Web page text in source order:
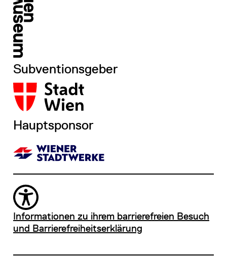
Subventionsgeber
Hauptsponsor
Informationen zu ihrem barrierefreien Besuch
und Barrierefreiheitserklärung